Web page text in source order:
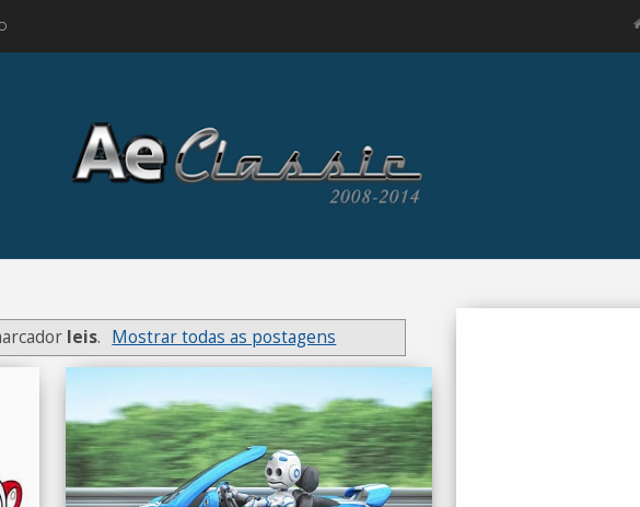
leis. Mostrar todas as postagens